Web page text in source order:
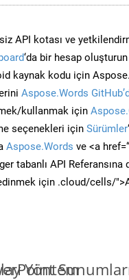
API kotası ve
‘da bir hesap oluşturun
kaynak kodu için
Aspose.Words
kullanmak için
seçenekleri için Sürümler
Aspose.Words ve <a href=“
tabanlı API Referansına
için .cloud/cells/
Yöntem